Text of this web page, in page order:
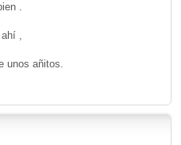
.
,
unos añitos.